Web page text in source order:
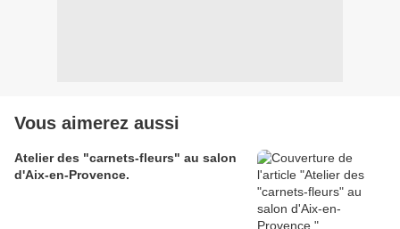
Vous aimerez aussi
Atelier des "carnets-fleurs" au salon
d'Aix-en-Provence.